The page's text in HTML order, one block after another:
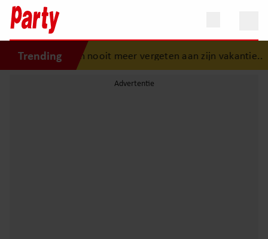
Trending
nooit meer vergeten aan zijn vakantie.. •Nooit